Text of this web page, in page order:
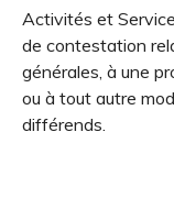
Activités et
de contestation
générales, à une
ou à tout autre
différends.